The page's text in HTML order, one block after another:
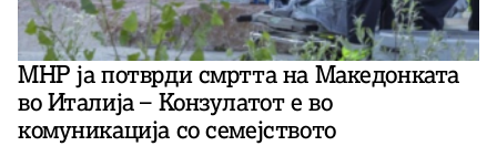
МНР ја потврди смртта на Македонката
во Италија – Конзулатот е во
комуникација со семејството